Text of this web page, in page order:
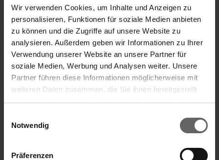
Wir verwenden Cookies, um Inhalte und Anzeigen zu
personalisieren, Funktionen für soziale Medien anbieten
zu können und die Zugriffe auf unsere Website zu
analysieren. Außerdem geben wir Informationen zu Ihrer
Verwendung unserer Website an unsere Partner für
soziale Medien, Werbung und Analysen weiter. Unsere
Partner führen diese Informationen möglicherweise mit
weiteren Daten zusammen, die Sie ihnen bereitgestellt
haben oder die sie im Rahmen Ihrer Nutzung der Dienste
Cookies, wenn Sie unsere Webseite weiterhin nutzen.
Notwendig
Präferenzen
19.46 505.96 EUR
19.42 EUR 485.50EUR
19.42 EUR 485.50EUR
19.42EUR 388.40 EUR
19.38EUR
Search suggestions